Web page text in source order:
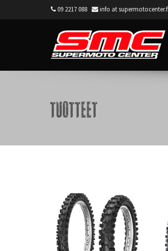
09 2217 088 info at supermotocenter.fi
Tuotteet